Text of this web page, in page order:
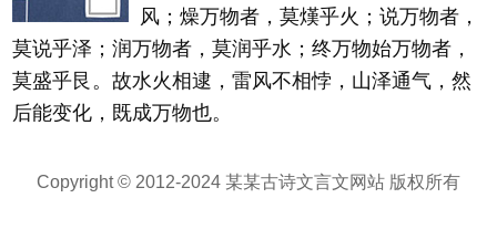
风；燥万物者，莫熯乎火；说万物者，
莫说乎泽；润万物者，莫润乎水；终万物始万物者，
莫盛乎艮。故水火相逮，雷风不相悖，山泽通气，然
后能变化，既成万物也。
Copyright © 2012-2024 某某古诗文言文网站 版权所有